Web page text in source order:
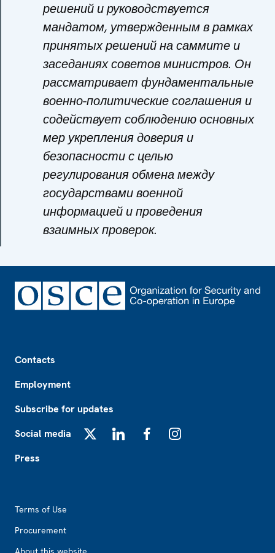
решений и руководствуется
мандатом, утвержденным в рамках
принятых решений на саммите и
заседаниях советов министров. Он
рассматривает фундаментальные
военно-политические соглашения и
содействует соблюдению основных
мер укрепления доверия и
безопасности с целью
регулирования обмена между
государствами военной
информацией и проведения
взаимных проверок.
Contacts
Employment
Subscribe for updates
Social media
Press
Terms of Use
Procurement